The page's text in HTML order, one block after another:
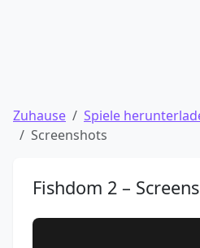
Zuhause Spiele
Screenshots
Fishdom 2 –